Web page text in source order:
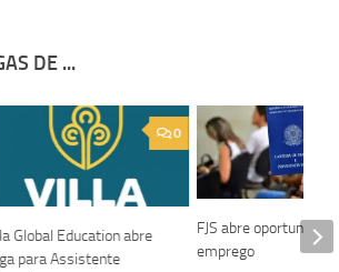
DE ...
0
Global Education abre
para Assistente
FJS abre
emprego